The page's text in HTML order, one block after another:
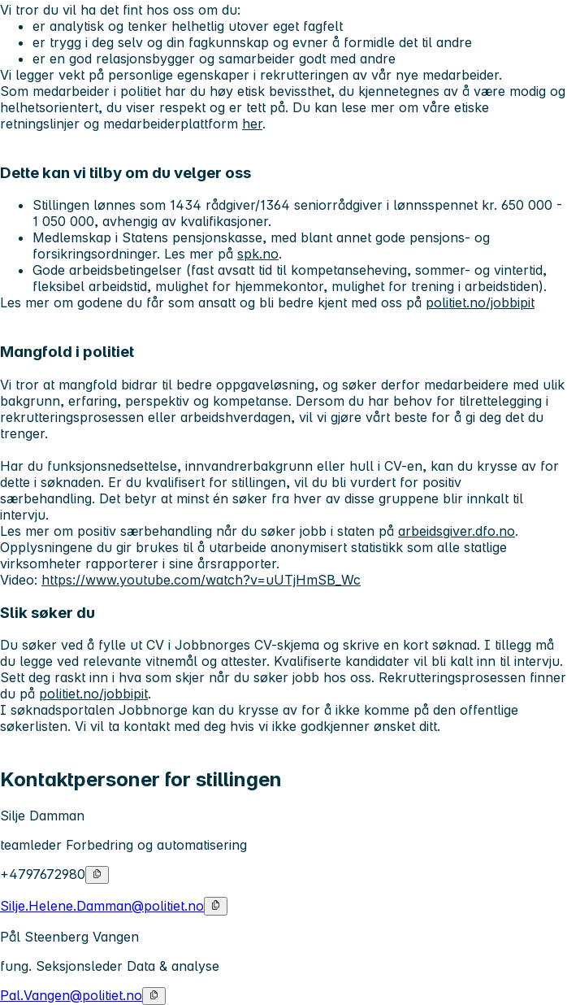
Vi tror du vil ha det fint hos oss om du:
er analytisk og tenker helhetlig utover eget fagfelt
er trygg i deg selv og din fagkunnskap og evner å formidle det til andre
er en god relasjonsbygger og samarbeider godt med andre
Vi legger vekt på personlige egenskaper i rekrutteringen av vår nye medarbeider.
Som medarbeider i politiet har du høy etisk bevissthet, du kjennetegnes av å være modig og
helhetsorientert, du viser respekt og er tett på. Du kan lese mer om våre etiske
retningslinjer og medarbeiderplattform her.
Dette kan vi tilby om du velger oss
Stillingen lønnes som 1434 rådgiver/1364 seniorrådgiver i lønnsspennet kr. 650 000 -
1 050 000, avhengig av kvalifikasjoner.
Medlemskap i Statens pensjonskasse, med blant annet gode pensjons- og
forsikringsordninger. Les mer på spk.no.
Gode arbeidsbetingelser (fast avsatt tid til kompetanseheving, sommer- og vintertid,
fleksibel arbeidstid, mulighet for hjemmekontor, mulighet for trening i arbeidstiden).
Les mer om godene du får som ansatt og bli bedre kjent med oss på politiet.no/jobbipit
Mangfold i politiet
Vi tror at mangfold bidrar til bedre oppgaveløsning, og søker derfor medarbeidere med ulik
bakgrunn, erfaring, perspektiv og kompetanse. Dersom du har behov for tilrettelegging i
rekrutteringsprosessen eller arbeidshverdagen, vil vi gjøre vårt beste for å gi deg det du
trenger.
Har du funksjonsnedsettelse, innvandrerbakgrunn eller hull i CV-en, kan du krysse av for
dette i søknaden. Er du kvalifisert for stillingen, vil du bli vurdert for positiv
særbehandling. Det betyr at minst én søker fra hver av disse gruppene blir innkalt til
intervju.
Les mer om positiv særbehandling når du søker jobb i staten på arbeidsgiver.dfo.no.
Opplysningene du gir brukes til å utarbeide anonymisert statistikk som alle statlige
virksomheter rapporterer i sine årsrapporter.
Video: https://www.youtube.com/watch?v=uUTjHmSB_Wc
Slik søker du
Du søker ved å fylle ut CV i Jobbnorges CV-skjema og skrive en kort søknad. I tillegg må
du legge ved relevante vitnemål og attester. Kvalifiserte kandidater vil bli kalt inn til intervju.
Sett deg raskt inn i hva som skjer når du søker jobb hos oss. Rekrutteringsprosessen finner
du på politiet.no/jobbipit.
I søknadsportalen Jobbnorge kan du krysse av for å ikke komme på den offentlige
søkerlisten. Vi vil ta kontakt med deg hvis vi ikke godkjenner ønsket ditt.
Kontaktpersoner for stillingen
Silje Damman
teamleder Forbedring og automatisering
+4797672980
Silje.Helene.Damman@politiet.no
Pål Steenberg Vangen
fung. Seksjonsleder Data & analyse
Pal.Vangen@politiet.no